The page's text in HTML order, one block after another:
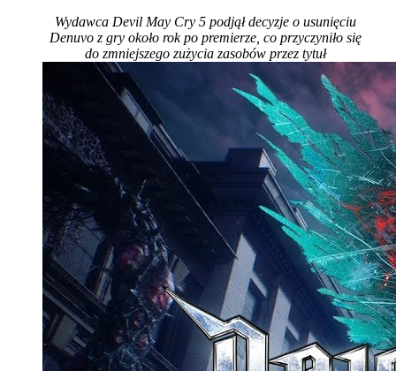
Wydawca Devil May Cry 5 podjął decyzje o usunięciu
Denuvo z gry około rok po premierze, co przyczyniło się
do zmniejszego zużycia zasobów przez tytuł